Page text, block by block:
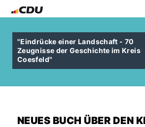
"Eindrücke einer Landschaft - 70
Zeugnisse der Geschichte im Kreis
Coesfeld"
NEUES BUCH ÜBER DEN